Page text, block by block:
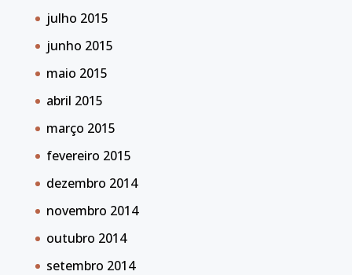
julho 2015
junho 2015
maio 2015
abril 2015
março 2015
fevereiro 2015
dezembro 2014
novembro 2014
outubro 2014
setembro 2014